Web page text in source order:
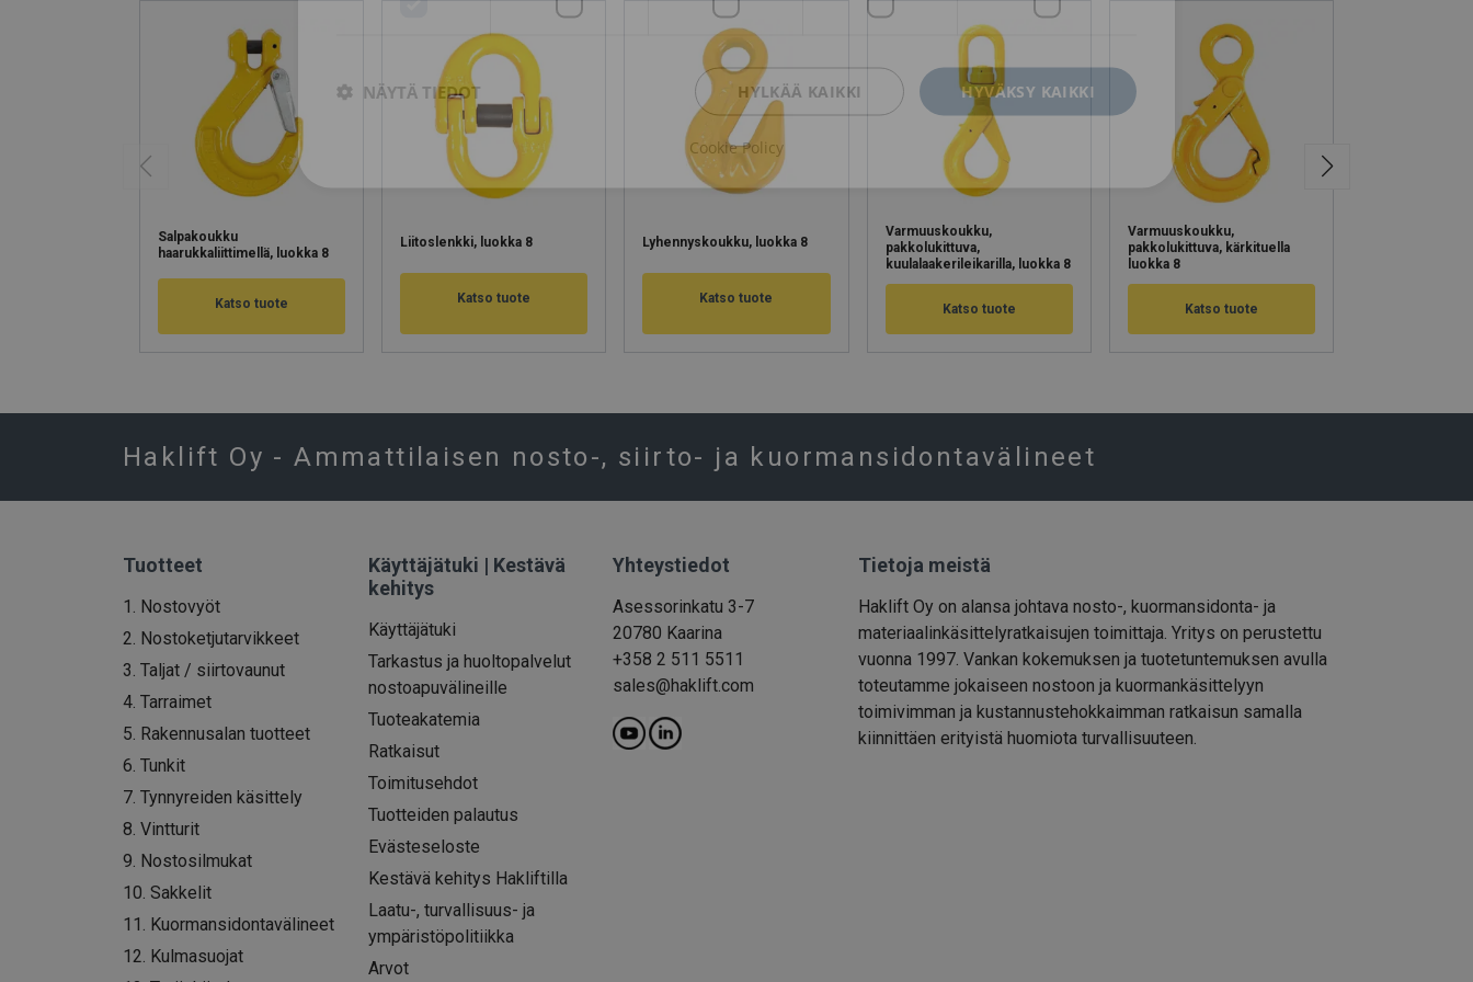
Salpakoukku
haarukkaliittimellä, luokka 8
Katso tuote
Liitoslenkki, luokka 8
Katso tuote
Lyhennyskoukku, luokka 8
Katso tuote
Varmuuskoukku,
pakkolukittuva,
kuulalaakerileikarilla, luokka 8
Katso tuote
Varmuuskoukku,
pakkolukittuva, kärkituella
luokka 8
Katso tuote
Haklift Oy - Ammattilaisen nosto-, siirto- ja kuormansidontavälineet
Tuotteet
1. Nostovyöt
2. Nostoketjutarvikkeet
3. Taljat / siirtovaunut
4. Tarraimet
5. Rakennusalan tuotteet
6. Tunkit
7. Tynnyreiden käsittely
8. Vintturit
9. Nostosilmukat
10. Sakkelit
11. Kuormansidontavälineet
12. Kulmasuojat
Käyttäjätuki | Kestävä
kehitys
Käyttäjätuki
Tarkastus ja huoltopalvelut
nostoapuvälineille
Tuoteakatemia
Ratkaisut
Toimitusehdot
Tuotteiden palautus
Evästeseloste
Kestävä kehitys Hakliftilla
Laatu-, turvallisuus- ja
ympäristöpolitiikka
Arvot
Yhteystiedot
Asessorinkatu 3-7
20780 Kaarina
+358 2 511 5511
sales@haklift.com
Tietoja meistä
Haklift Oy on alansa johtava nosto-, kuormansidonta- ja
materiaalinkäsittelyratkaisujen toimittaja. Yritys on perustettu
vuonna 1997. Vankan kokemuksen ja tuotetuntemuksen avulla
toteutamme jokaiseen nostoon ja kuormankäsittelyyn
toimivimman ja kustannustehokkaimman ratkaisun samalla
kiinnittäen erityistä huomiota turvallisuuteen.
HYVÄKSY KAIKKI
HYLKÄÄ KAIKKI
NÄYTÄ TIEDOT
Cookie Policy